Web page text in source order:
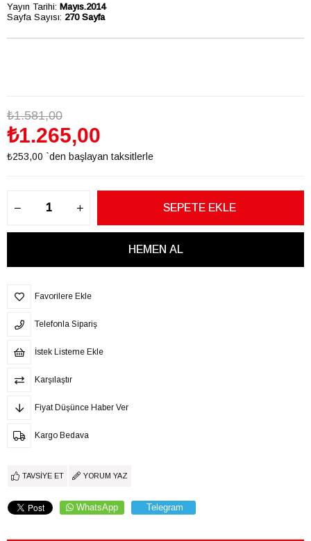
Yayın Tarihi: Mayıs.2014
Sayfa Sayısı: 270 Sayfa
₺1.581,00
₺1.265,00
₺253,00 `den başlayan taksitlerle
Favorilere Ekle
Telefonla Sipariş
İstek Listeme Ekle
Karşılaştır
Fiyat Düşünce Haber Ver
Kargo Bedava
TAVSIYE ET YORUM YAZ
WhatsApp Telegram